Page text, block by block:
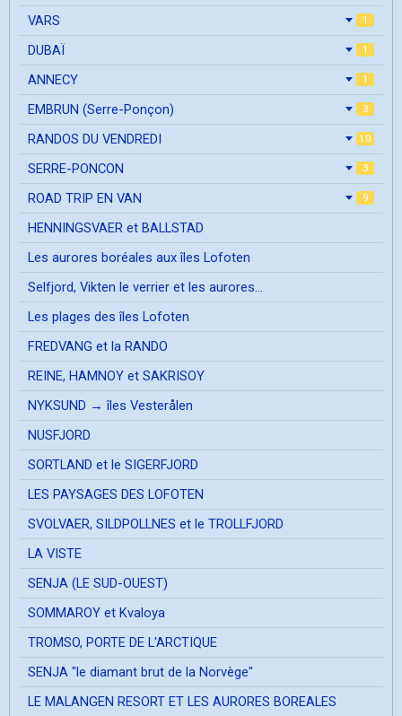
VARS 1
DUBAÏ 1
ANNECY 1
EMBRUN (Serre-Ponçon) 3
RANDOS DU VENDREDI 10
SERRE-PONCON 3
ROAD TRIP EN VAN 9
HENNINGSVAER et BALLSTAD
Les aurores boréales aux îles Lofoten
Selfjord, Vikten le verrier et les aurores...
Les plages des îles Lofoten
FREDVANG et la RANDO
REINE, HAMNOY et SAKRISOY
NYKSUND → îles Vesterålen
NUSFJORD
SORTLAND et le SIGERFJORD
LES PAYSAGES DES LOFOTEN
SVOLVAER, SILDPOLLNES et le TROLLFJORD
LA VISTE
SENJA (LE SUD-OUEST)
SOMMAROY et Kvaloya
TROMSO, PORTE DE L'ARCTIQUE
SENJA "le diamant brut de la Norvège"
LE MALANGEN RESORT ET LES AURORES BOREALES